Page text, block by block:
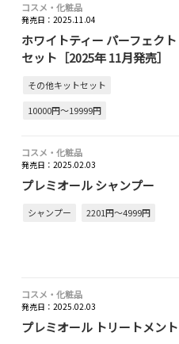
コスメ・化粧品
発売日：2025.11.04
ホワイトティー パーフェクト
セット［2025年 11月発売］
その他キットセット
10000円～19999円
コスメ・化粧品
発売日：2025.02.03
プレミオール シャンプー
シャンプー 2201円～4999円
コスメ・化粧品
発売日：2025.02.03
プレミオール トリートメント